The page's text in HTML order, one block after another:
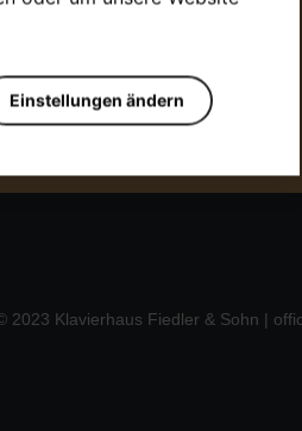
Einstellungen ändern
2023 Klavierhaus Fiedler & Sohn |